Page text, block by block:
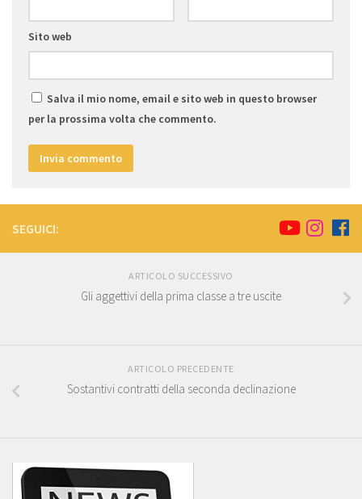
Sito web
Salva il mio nome, email e sito web in questo browser
per la prossima volta che commento.
SEGUICI:
ARTICOLO SUCCESSIVO
Gli aggettivi della prima classe a tre uscite
ARTICOLO PRECEDENTE
Sostantivi contratti della seconda declinazione